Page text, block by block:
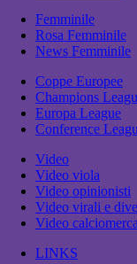
Femminile
Rosa Femminile
News Femminile
Coppe Europee
Champions
Europa League
Conference
Video
Video viola
Video opinionisti
Video virali e
Video
LINKS